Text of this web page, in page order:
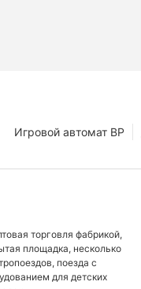
Игровой автомат ВР